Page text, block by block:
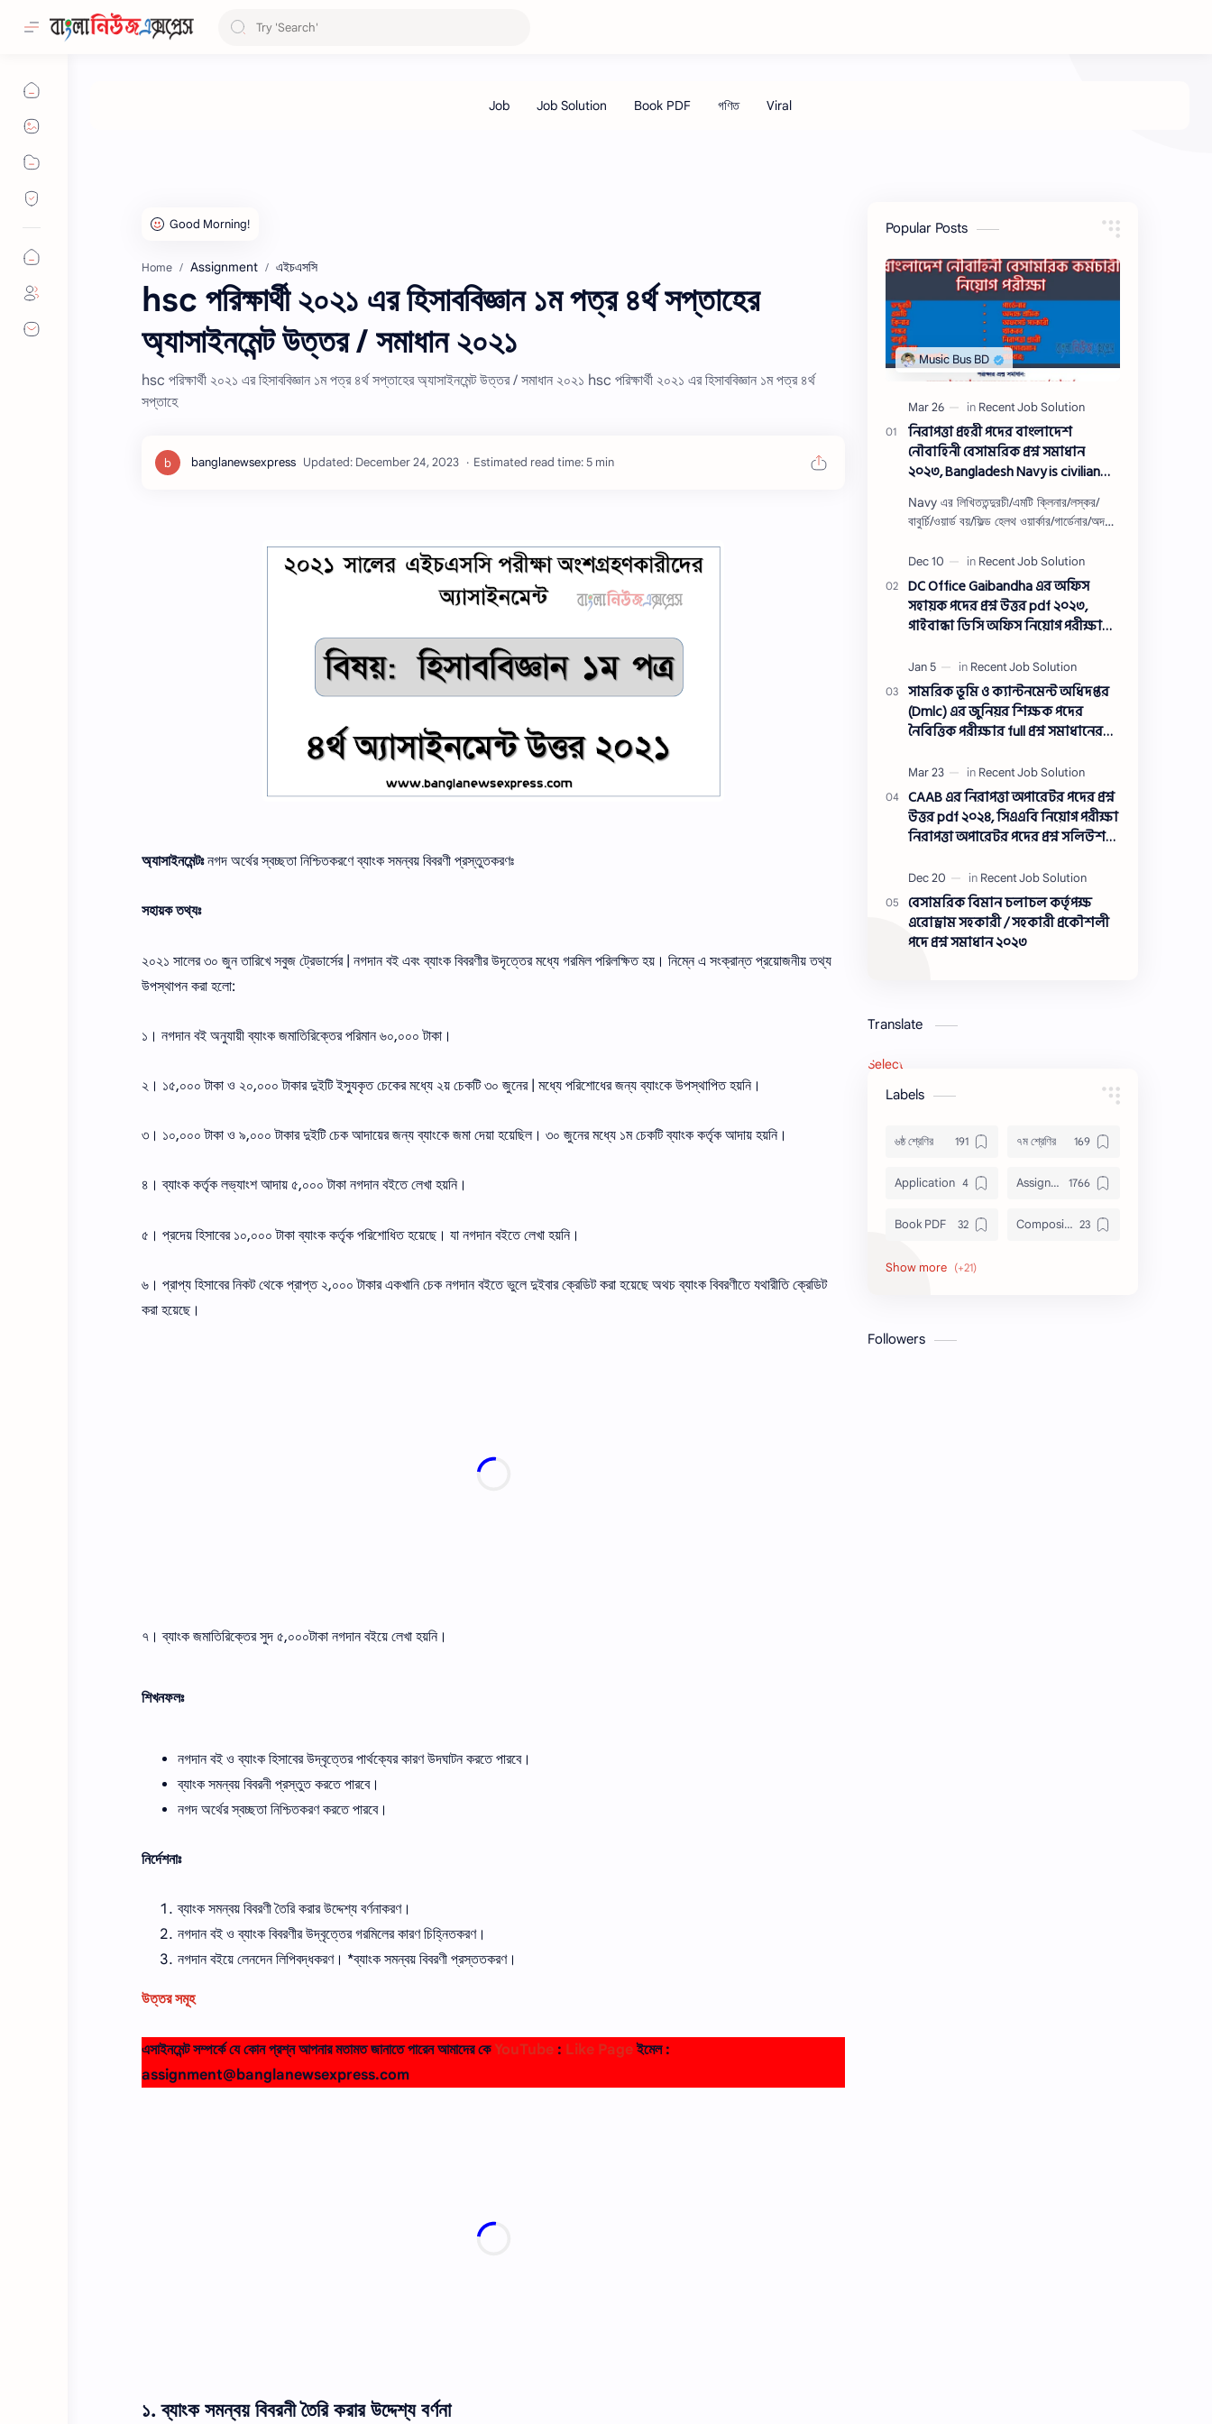
Home Assignment এইচএসসি
hsc পরিক্ষার্থী ২০২১ এর হিসাববিজ্ঞান ১ম পত্র ৪র্থ সপ্তাহের
অ্যাসাইনমেন্ট উত্তর / সমাধান ২০২১
hsc পরিক্ষার্থী ২০২১ এর হিসাববিজ্ঞান ১ম পত্র ৪র্থ সপ্তাহের অ্যাসাইনমেন্ট উত্তর / সমাধান ২০২১ hsc পরিক্ষার্থী ২০২১ এর হিসাববিজ্ঞান ১ম পত্র ৪র্থ
সপ্তাহে
Estimated read time: 5 min
অ্যাসাইনমেন্টঃনগদ অর্থের স্বচ্ছতা নিশ্চিতকরণে ব্যাংক সমন্বয় বিবরণী প্রস্তুতকরণঃ
সহায়ক তথ্যঃ
২০২১ সালের ৩০ জুন তারিখে সবুজ ট্রেডার্সের | নগদান বই এবং ব্যাংক বিবরণীর উদৃত্তের মধ্যে গরমিল পরিলক্ষিত হয়। নিম্নে এ সংক্রান্ত প্রয়ােজনীয় তথ্য
উপস্থাপন করা হলাে:
১। নগদান বই অনুযায়ী ব্যাংক জমাতিরিক্তের পরিমান ৬০,০০০ টাকা।
২। ১৫,০০০ টাকা ও ২০,০০০ টাকার দুইটি ইস্যুকৃত চেকের মধ্যে ২য় চেকটি ৩০ জুনের | মধ্যে পরিশােধের জন্য ব্যাংকে উপস্থাপিত হয়নি।
৩। ১০,০০০ টাকা ও ৯,০০০ টাকার দুইটি চেক আদায়ের জন্য ব্যাংকে জমা দেয়া হয়েছিল। ৩০ জুনের মধ্যে ১ম চেকটি ব্যাংক কর্তৃক আদায় হয়নি।
৪। ব্যাংক কর্তৃক লভ্যাংশ আদায় ৫,০০০ টাকা নগদান বইতে লেখা হয়নি।
৫। প্রদেয় হিসাবের ১০,০০০ টাকা ব্যাংক কর্তৃক পরিশােধিত হয়েছে। যা নগদান বইতে লেখা হয়নি।
৬। প্রাপ্য হিসাবের নিকট থেকে প্রাপ্ত ২,০০০ টাকার একখানি চেক নগদান বইতে ভুলে দুইবার ক্রেডিট করা হয়েছে অথচ ব্যাংক বিবরণীতে যথারীতি ক্রেডিট
করা হয়েছে।
৭। ব্যাংক জমাতিরিক্তের সুদ ৫,০০০টাকা নগদান বইয়ে লেখা হয়নি।
শিখনফলঃ
নগদান বই ও ব্যাংক হিসাবের উদ্বৃত্তের পার্থক্যের কারণ উদঘাটন করতে পারবে।
ব্যাংক সমন্বয় বিবরনী প্রস্তুত করতে পারবে।
নগদ অর্থের স্বচ্ছতা নিশ্চিতকরণ করতে পারবে।
নির্দেশনাঃ
ব্যাংক সমন্বয় বিবরণী তৈরি করার উদ্দেশ্য বর্ণনাকরণ।
নগদান বই ও ব্যাংক বিবরণীর উদ্বৃত্তের গরমিলের কারণ চিহ্নিতকরণ।
নগদান বইয়ে লেনদেন লিপিবদ্ধকরণ। *ব্যাংক সমন্বয় বিবরণী প্রস্ততকরণ।
উত্তর সমূহ
এসাইনমেন্ট সম্পর্কে যে কোন প্রশ্ন আপনার মতামত জানাতে পারেন আমাদের কে YouTube : Like Pageইমেল :
assignment@banglanewsexpress.com
১. ব্যাংক সমন্বয় বিবরনী তৈরি করার উদ্দেশ্য বর্ণনা
Popular Posts
নিরাপত্তা প্রহরী পদের বাংলাদেশ
নৌবাহিনী বেসামরিক প্রশ্ন সমাধান
২০২৩, Bangladesh Navy is civilian
Security guard post job exam
question solution 2023
Navy এর লিখিততন্দুরচী/এমটি ক্লিনার/লস্কর/
বাবুর্চি/ওয়ার্ড বয়/ফিল্ড হেলথ ওয়ার্কার/গার্ডেনার/অদক্ষ
ওয়াসারম্যা…
DC Office Gaibandha এর অফিস
সহায়ক পদের প্রশ্ন উত্তর pdf ২০২৩,
গাইবান্ধা ডিসি অফিস নিয়োগ পরীক্ষা
২০২৩
সামরিক ভূমি ও ক্যান্টনমেন্ট অধিদপ্তর
(Dmlc) এর জুনিয়র শিক্ষক পদের
নৈবিত্তিক পরীক্ষার full প্রশ্ন সমাধানের
question solution pdf 2023,সামরিক
ভূমি ও ক্যান্টনমেন্ট অধিদপ্তর প্রশ্ন
সমাধান ২০২৩
CAAB এর নিরাপত্তা অপারেটর পদের প্রশ্ন
উত্তর pdf ২০২৪, সিএএবি নিয়োগ পরীক্ষা
নিরাপত্তা অপারেটর পদের প্রশ্ন সলিউশন
বেসামরিক বিমান চলাচল কর্তৃপক্ষ
এরোড্রাম সহকারী / সহকারী প্রকৌশলী
পদে প্রশ্ন সমাধান ২০২৩
Translate
Select Language
Labels
৬ষ্ঠ শ্রেণির ৭ম শ্রেণির
Application Assignment
Book PDF Composition
Honors
Model Test
Followers